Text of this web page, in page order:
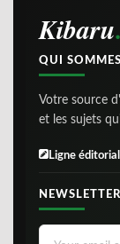
Kibaru
QUI
Votre source
et les sujets
Ligne